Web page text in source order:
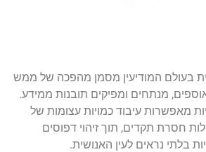
בעולם המודיעין מסמן מהפכה של ממש
מנתחים ומפיקים תובנות ממידע.
מאפשרות עיבוד כמויות עצומות של
חסרת תקדים, תוך זיהוי דפוסים
בלתי נראים לעין האנושית.